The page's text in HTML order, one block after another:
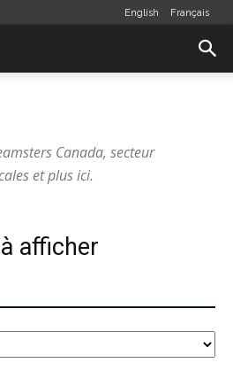
English Français
Canada, secteur
et plus ici.
afficher